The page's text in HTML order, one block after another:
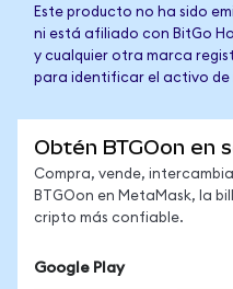
Este producto no ha sido
ni está afiliado con BitGo
y cualquier otra marca
para identificar el activo
Obtén BTGOon en
Compra, vende,
BTGOon en MetaMask, la
cripto más confiable.
Google Play